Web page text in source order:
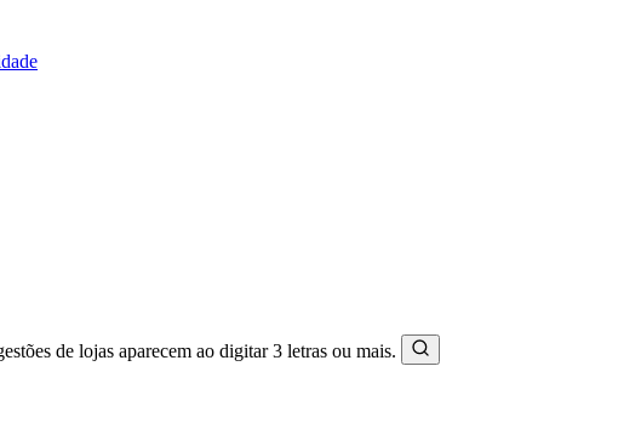
de lojas aparecem ao digitar 3 letras ou mais.